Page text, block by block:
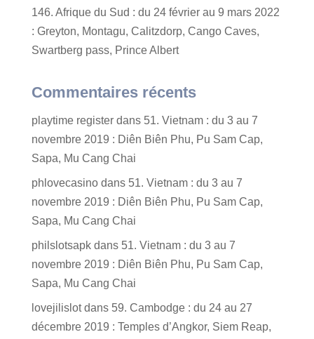
146. Afrique du Sud : du 24 février au 9 mars 2022
: Greyton, Montagu, Calitzdorp, Cango Caves,
Swartberg pass, Prince Albert
Commentaires récents
playtime registerdans 51. Vietnam : du 3 au 7
novembre 2019 : Diên Biên Phu, Pu Sam Cap,
Sapa, Mu Cang Chai
phlovecasinodans 51. Vietnam : du 3 au 7
novembre 2019 : Diên Biên Phu, Pu Sam Cap,
Sapa, Mu Cang Chai
philslotsapkdans 51. Vietnam : du 3 au 7
novembre 2019 : Diên Biên Phu, Pu Sam Cap,
Sapa, Mu Cang Chai
lovejilislotdans 59. Cambodge : du 24 au 27
décembre 2019 : Temples d’Angkor, Siem Reap,